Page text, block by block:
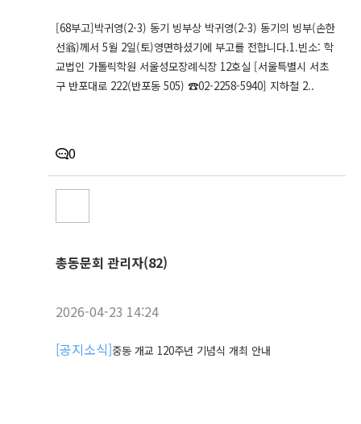
[68부고]박귀영(2-3) 동기 빙부상 박귀영(2-3) 동기의 빙부(손한
선翁)께서 5월 2일(토)영면하셨기에 부고를 전합니다.1.빈소: 학
교법인 가톨릭학원 서울성모장례식장 12호실 [서울특별시 서초
구 반포대로 222(반포동 505) ☎02-2258-5940] 지하철 2..
0
총동문회 관리자(82)
2026-04-23 14:24
[공지소식]중동 개교 120주년 기념식 개최 안내